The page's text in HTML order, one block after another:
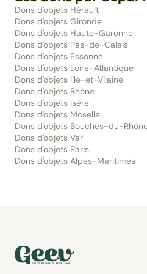
Dons d'objets Hérault
Dons d'objets Gironde
Dons d'objets Haute-Garonne
Dons d'objets Pas-de-Calais
Dons d'objets Essonne
Dons d'objets Loire-Atlantique
Dons d'objets Ille-et-Vilaine
Dons d'objets Rhône
Dons d'objets Isère
Dons d'objets Moselle
Dons d'objets Bouches-du-
Dons d'objets Var
Dons d'objets Paris
Dons d'objets Alpes-Maritimes